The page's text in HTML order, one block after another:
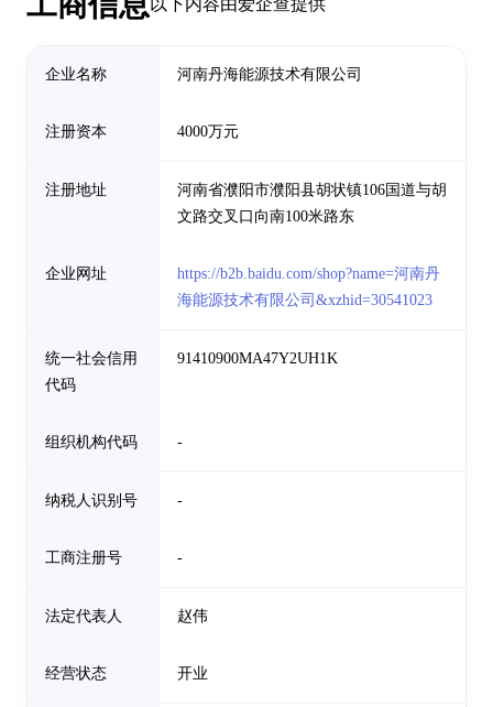
以下内容由爱企查提供
企业名称 河南丹海能源技术有限公司
注册资本 4000万元
注册地址
河南省濮阳市濮阳县胡状镇106国道与胡
文路交叉口向南100米路东
企业网址
https://b2b.baidu.com/shop?name=河南丹
海能源技术有限公司&xzhid=30541023
统一社会信用
代码
91410900MA47Y2UH1K
组织机构代码 -
纳税人识别号 -
工商注册号 -
法定代表人 赵伟
经营状态 开业